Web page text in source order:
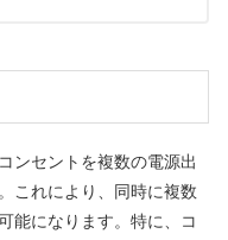
ンセントを複数の電源出
これにより、同時に複数
能になります。特に、コ